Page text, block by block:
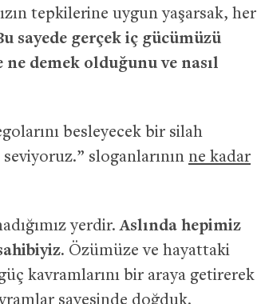
tepkilerine uygun yaşarsak, her
sayede gerçek iç gücümüzü
demek olduğunu ve nasıl
besleyecek bir silah
sloganlarının ne kadar
yerdir.Aslında hepimiz
Özümüze ve hayattaki
kavramlarını bir araya getirerek